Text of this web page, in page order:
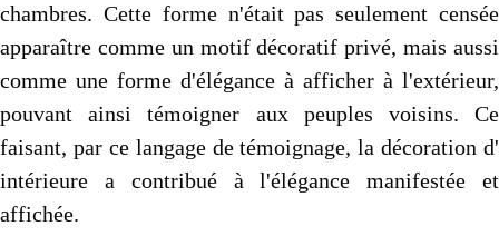
chambres. Cette forme n'était pas seulement censée
apparaître comme un motif décoratif privé, mais aussi
comme une forme d'élégance à afficher à l'extérieur,
pouvant ainsi témoigner aux peuples voisins. Ce
faisant, par ce langage de témoignage, la décoration d'
intérieure a contribué à l'élégance manifestée et
affichée.